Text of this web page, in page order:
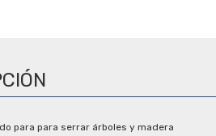
para para serrar árboles y madera